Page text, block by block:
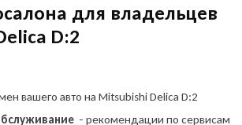
для владельцев
D:2
вашего авто на Mitsubishi Delica D:2
- рекомендации по сервисам